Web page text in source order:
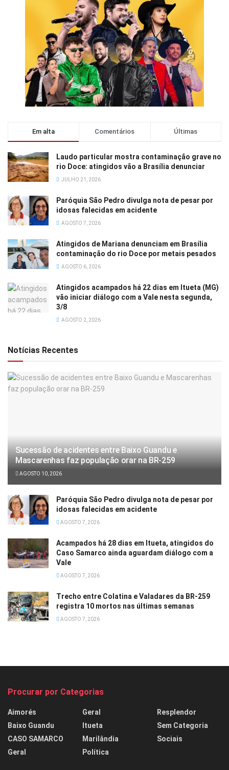
Em alta Comentários Últimas
Laudo particular mostra contaminação grave no
rio Doce: atingidos vão a Brasília denunciar
JULHO 21, 2026
Paróquia São Pedro divulga nota de pesar por
idosas falecidas em acidente
AGOSTO 7, 2026
Atingidos de Mariana denunciam em Brasília
contaminação do rio Doce por metais pesados
AGOSTO 6, 2026
Atingidos acampados há 22 dias em Itueta (MG)
vão iniciar diálogo com a Vale nesta segunda,
3/8
AGOSTO 2, 2026
Notícias Recentes
Sucessão de acidentes entre Baixo Guandu e
Mascarenhas faz população orar na BR-259
AGOSTO 10, 2026
Paróquia São Pedro divulga nota de pesar por
idosas falecidas em acidente
AGOSTO 7, 2026
Acampados há 28 dias em Itueta, atingidos do
Caso Samarco ainda aguardam diálogo com a
Vale
AGOSTO 7, 2026
Trecho entre Colatina e Valadares da BR-259
registra 10 mortos nas últimas semanas
AGOSTO 7, 2026
Procurar por Categorias
Aimorés
Baixo Guandu
CASO SAMARCO
Geral
Geral
Itueta
Marilândia
Política
Resplendor
Sem Categoria
Sociais